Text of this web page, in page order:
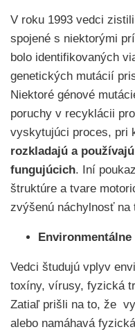
V roku 1993 vedci
spojené s niektorými
bolo identifikovaných
genetických mutácií
Niektoré génové
poruchy v recyklácii
vyskytujúci proces, pri
rozkladajú a
fungujúcich. Iní
štruktúre a tvare
zvýšenú náchylnosť na
Vedci študujú vplyv
toxíny, vírusy, fyzická
Zatiaľ prišli na to, že
alebo namáhavá